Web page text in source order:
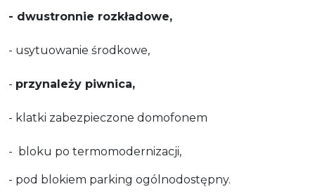
- dwustronnie rozkładowe,
- usytuowanie środkowe,
- przynależy piwnica,
- klatki zabezpieczone domofonem
- bloku po termomodernizacji,
- pod blokiem parking ogólnodostępny.